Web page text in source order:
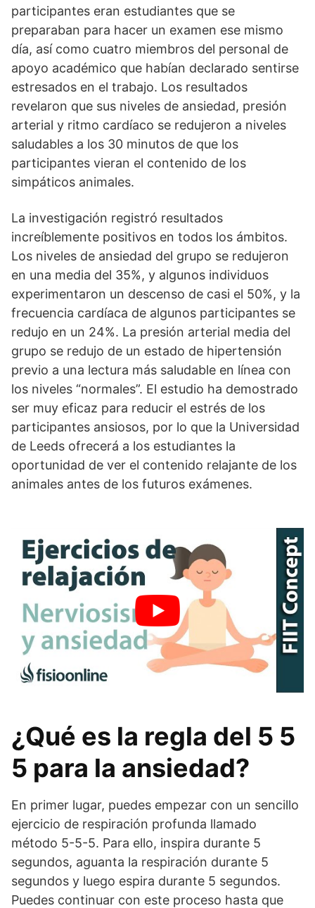
participantes eran estudiantes que se
preparaban para hacer un examen ese mismo
día, así como cuatro miembros del personal de
apoyo académico que habían declarado sentirse
estresados en el trabajo. Los resultados
revelaron que sus niveles de ansiedad, presión
arterial y ritmo cardíaco se redujeron a niveles
saludables a los 30 minutos de que los
participantes vieran el contenido de los
simpáticos animales.
La investigación registró resultados
increíblemente positivos en todos los ámbitos.
Los niveles de ansiedad del grupo se redujeron
en una media del 35%, y algunos individuos
experimentaron un descenso de casi el 50%, y la
frecuencia cardíaca de algunos participantes se
redujo en un 24%. La presión arterial media del
grupo se redujo de un estado de hipertensión
previo a una lectura más saludable en línea con
los niveles “normales”. El estudio ha demostrado
ser muy eficaz para reducir el estrés de los
participantes ansiosos, por lo que la Universidad
de Leeds ofrecerá a los estudiantes la
oportunidad de ver el contenido relajante de los
animales antes de los futuros exámenes.
¿Qué es la regla del 5 5
5 para la ansiedad?
En primer lugar, puedes empezar con un sencillo
ejercicio de respiración profunda llamado
método 5-5-5. Para ello, inspira durante 5
segundos, aguanta la respiración durante 5
segundos y luego espira durante 5 segundos.
Puedes continuar con este proceso hasta que